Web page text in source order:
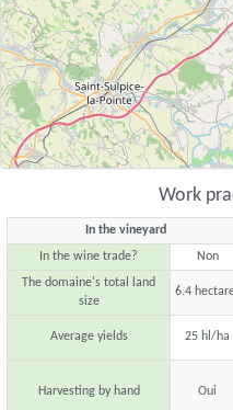
Work
In the vineyard
In the wine trade?
Non
The domaine's total land
size
6.4
Average yields 25 hl/ha
Harvesting by hand Oui